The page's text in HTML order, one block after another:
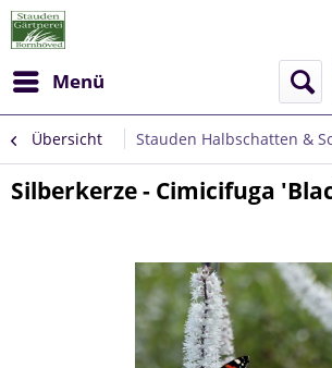
Menü
Übersicht Stauden Halbschatten &
Silberkerze - Cimicifuga